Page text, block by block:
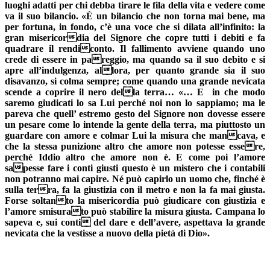
luoghi adatti per chi debba tirare le fila della vita e vedere come
va il suo bilancio. «È un bilancio che non torna mai bene, ma
per fortuna, in fondo, c’è una voce che si dilata all’infinito: la
gran misericordia del Signore che copre tutti i debiti e fa
quadrare il rendiconto. Il fallimento avviene quando uno
crede di essere in pareggio, ma quando sa il suo debito e si
apre all’indulgenza, allora, per quanto grande sia il suo
disavanzo, si colma sempre; come quando una grande nevicata
scende a coprire il nero della terra… «… E in che modo
saremo giudicati lo sa Lui perché noi non lo sappiamo; ma le
pareva che quell’ estremo gesto del Signore non dovesse essere
un pesare come lo intende la gente della terra, ma piuttosto un
guardare con amore e colmar Lui la misura che mancava, e
che la stessa punizione altro che amore non potesse essere,
perché Iddio altro che amore non è. E come poi l’amore
sapesse fare i conti giusti questo è un mistero che i contabili
non potranno mai capire. Né può capirlo un uomo che, finché è
sulla terra, fa la giustizia con il metro e non la fa mai giusta.
Forse soltanto la misericordia può giudicare con giustizia e
l’amore smisurato può stabilire la misura giusta. Campana lo
sapeva e, sui conti del dare e dell’avere, aspettava la grande
nevicata che la vestisse a nuovo della pietà di Dio».